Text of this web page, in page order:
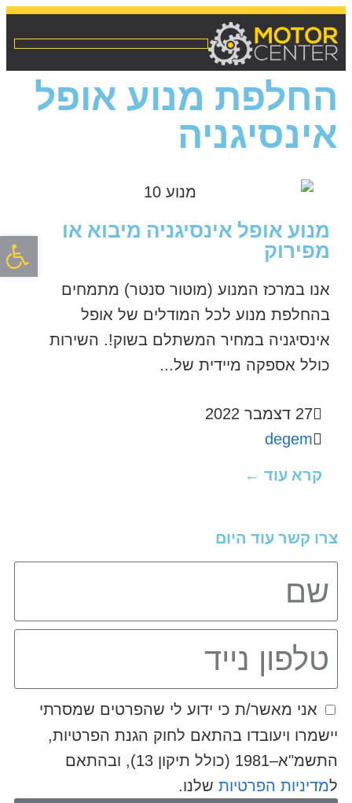
פתח
החלפת מנוע אופל
אינסיגניה
מנוע אופל אינסיגניה מיבוא או
מפירוק
אנו במרכז המנוע (מוטור סנטר) מתמחים
בהחלפת מנוע לכל המודלים של אופל
אינסיגניה במחיר המשתלם בשוק!. השירות
כולל אספקה מיידית של...
27 דצמבר 2022
degem
קרא עוד ←
צרו קשר עוד היום
אני מאשר/ת כי ידוע לי שהפרטים שמסרתי
יישמרו ויעובדו בהתאם לחוק הגנת הפרטיות,
התשמ"א–1981 (כולל תיקון 13), ובהתאם
למדיניות הפרטיותשלנו.